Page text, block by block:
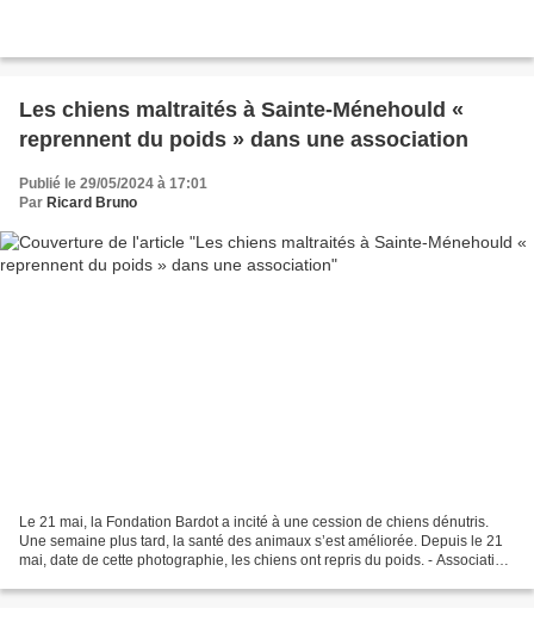
Les chiens maltraités à Sainte-Ménehould «
reprennent du poids » dans une association
Publié le 29/05/2024 à 17:01
Par Ricard Bruno
Le 21 mai, la Fondation Bardot a incité à une cession de chiens dénutris.
Une semaine plus tard, la santé des animaux s’est améliorée. Depuis le 21
mai, date de cette photographie, les chiens ont repris du poids. - Association